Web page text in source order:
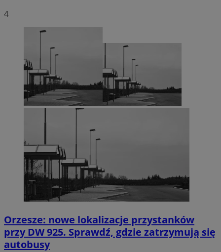
4
Orzesze: nowe lokalizacje przystanków
przy DW 925. Sprawdź, gdzie zatrzymują się
autobusy